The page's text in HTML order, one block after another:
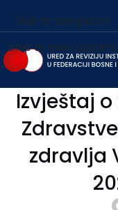
Skip to navigation
Skip to main content
Izvještaj
zdravlja